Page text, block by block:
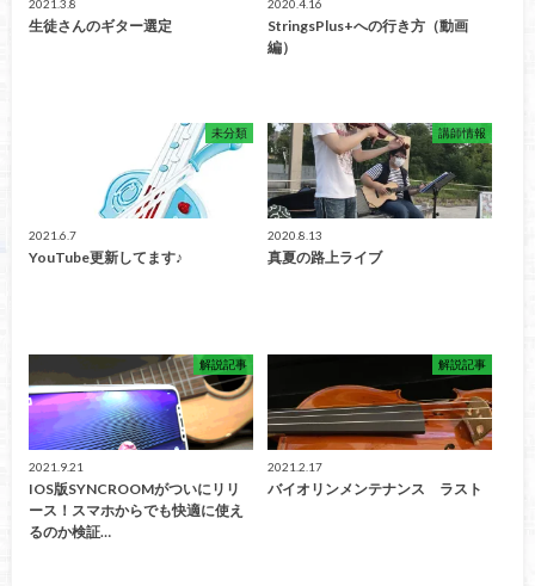
2021.3.8
生徒さんのギター選定
2020.4.16
StringsPlus+への行き方（動画
編）
未分類
2021.6.7
YouTube更新してます♪
講師情報
2020.8.13
真夏の路上ライブ
解説記事
2021.9.21
IOS版SYNCROOMがついにリリ
ース！スマホからでも快適に使え
るのか検証…
解説記事
2021.2.17
バイオリンメンテナンス ラスト